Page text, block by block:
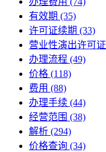
有效期 (35)
许可证续期 (33)
营业性演出许可证
办理流程 (49)
价格 (118)
费用 (88)
办理手续 (44)
经营范围 (38)
解析 (294)
价格查询 (34)